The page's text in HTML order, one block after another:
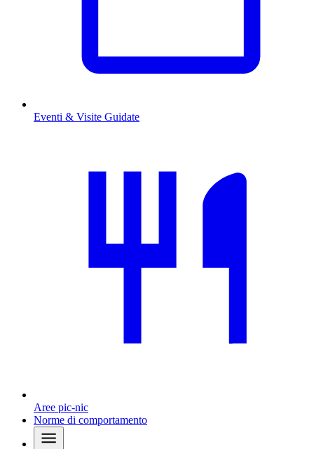
Eventi & Visite Guidate
Aree pic-nic
Norme di comportamento